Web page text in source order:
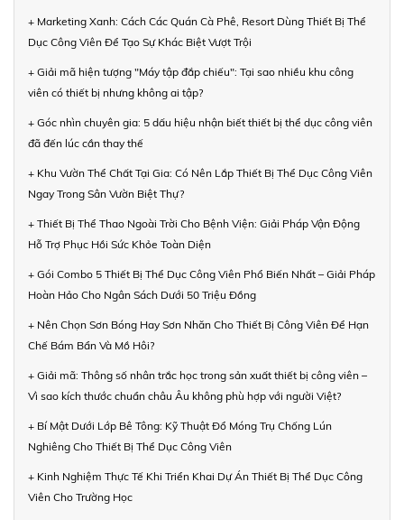
+ Marketing Xanh: Cách Các Quán Cà Phê, Resort Dùng Thiết Bị Thể
Dục Công Viên Để Tạo Sự Khác Biệt Vượt Trội
+ Giải mã hiện tượng "Máy tập đắp chiếu": Tại sao nhiều khu công
viên có thiết bị nhưng không ai tập?
+ Góc nhìn chuyên gia: 5 dấu hiệu nhận biết thiết bị thể dục công viên
đã đến lúc cần thay thế
+ Khu Vườn Thể Chất Tại Gia: Có Nên Lắp Thiết Bị Thể Dục Công Viên
Ngay Trong Sân Vườn Biệt Thự?
+ Thiết Bị Thể Thao Ngoài Trời Cho Bệnh Viện: Giải Pháp Vận Động
Hỗ Trợ Phục Hồi Sức Khỏe Toàn Diện
+ Gói Combo 5 Thiết Bị Thể Dục Công Viên Phổ Biến Nhất – Giải Pháp
Hoàn Hảo Cho Ngân Sách Dưới 50 Triệu Đồng
+ Nên Chọn Sơn Bóng Hay Sơn Nhăn Cho Thiết Bị Công Viên Để Hạn
Chế Bám Bẩn Và Mồ Hôi?
+ Giải mã: Thông số nhân trắc học trong sản xuất thiết bị công viên –
Vì sao kích thước chuẩn châu Âu không phù hợp với người Việt?
+ Bí Mật Dưới Lớp Bê Tông: Kỹ Thuật Đổ Móng Trụ Chống Lún
Nghiêng Cho Thiết Bị Thể Dục Công Viên
+ Kinh Nghiệm Thực Tế Khi Triển Khai Dự Án Thiết Bị Thể Dục Công
Viên Cho Trường Học